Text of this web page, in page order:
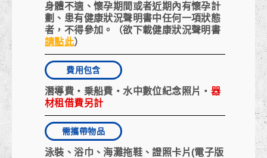
身體不適、懷孕期間或者近期內有懷孕計
劃、患有健康狀況聲明書中任何一項狀態
者，不得參加。（欲下載健康狀況聲明書
請點此）
費用包含
潛導費・乗船費・水中數位紀念照片・ 器
材租借費另計
需攜帶物品
泳裝、浴巾、海灘拖鞋、證照卡片(電子版